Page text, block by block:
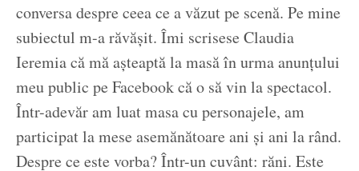
conversa despre ceea ce a văzut pe scenă. Pe mine
subiectul m-a răvășit. Îmi scrisese Claudia
Ieremia că mă așteaptă la masă în urma anunțului
meu public pe Facebook că o să vin la spectacol.
Într-adevăr am luat masa cu personajele, am
participat la mese asemănătoare ani și ani la rând.
Despre ce este vorba? Într-un cuvânt: răni. Este